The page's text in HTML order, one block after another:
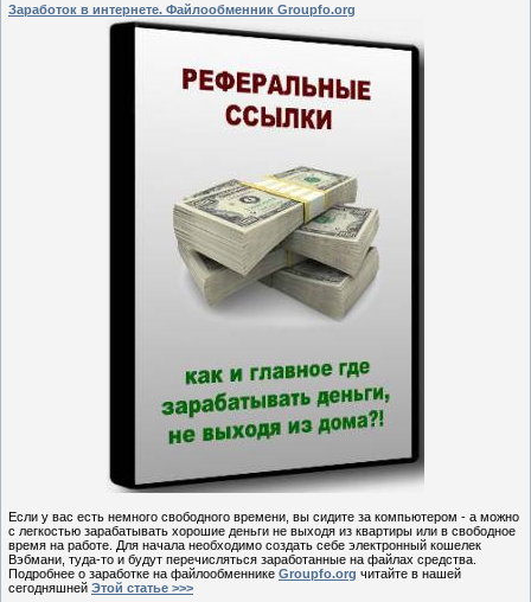
Заработок в интернете. Файлообменник Groupfo.org
Если у вас есть немного свободного времени, вы сидите за компьютером - а можно
с легкостью зарабатывать хорошие деньги не выходя из квартиры или в свободное
время на работе. Для начала необходимо создать себе электронный кошелек
Вэбмани, туда-то и будут перечисляться заработанные на файлах средства.
Подробнее о заработке на файлообменнике Groupfo.org читайте в нашей
сегодняшней Этой статье >>>